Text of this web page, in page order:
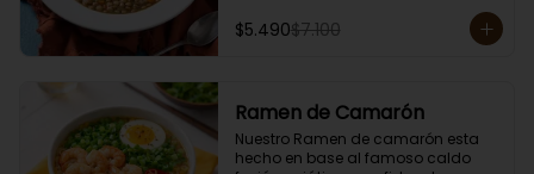
$5.490$7.100
Ramen de Camarón
Nuestro Ramen de camarón esta
hecho en base al famoso caldo